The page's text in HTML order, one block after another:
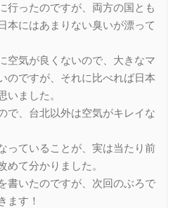
行ったのですが、両方の国とも
本にはあまりない臭いが漂って
空気が良くないので、大きなマ
のですが、それに比べれば日本
いました。
で、台北以外は空気がキレイな
っていることが、実は当たり前
めて分かりました。
書いたのですが、次回のぶろで
ます！